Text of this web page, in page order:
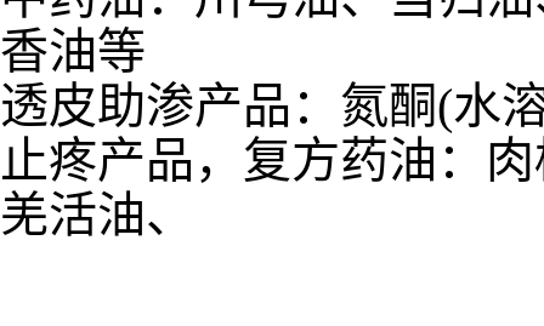
香油等
透皮助渗产品：氮酮(水
止疼产品，复方药油：
羌活油、